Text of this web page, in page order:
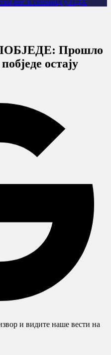
Прошло
остају
и видите наше вести на